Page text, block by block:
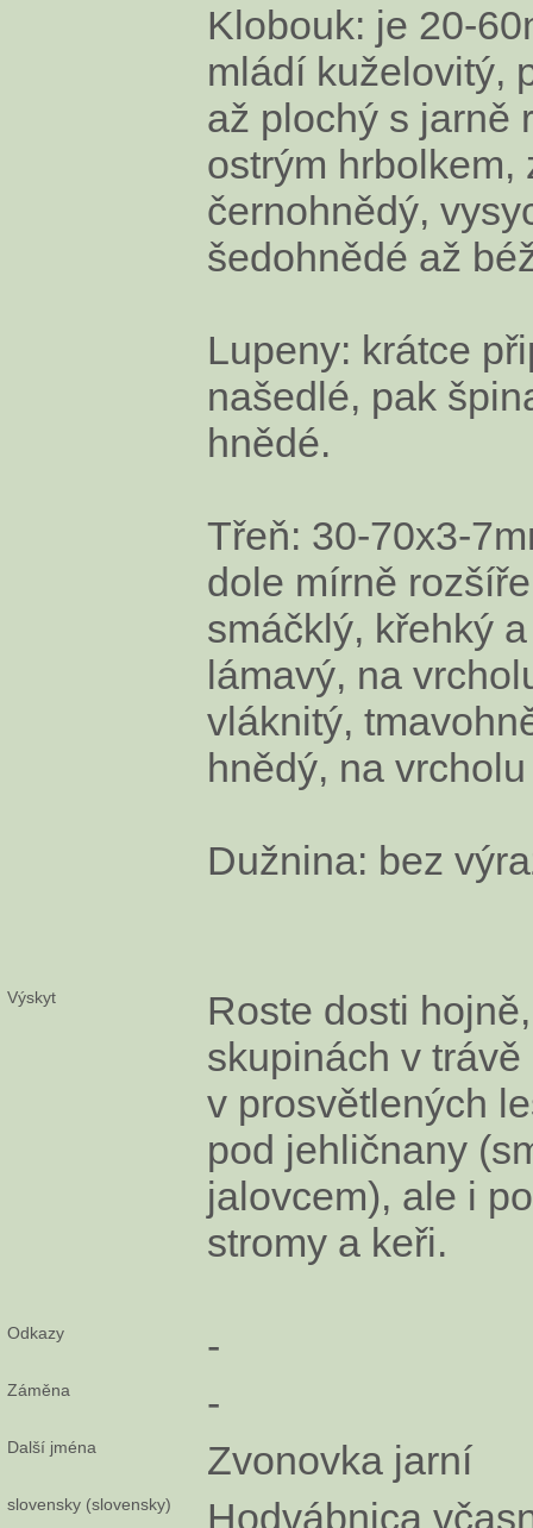
Klobouk: je 20-
mládí kuželovitý,
až plochý s jarně
ostrým hrbolkem,
černohnědý,
šedohnědé až
Lupeny: krátce
našedlé, pak
hnědé.
Třeň: 30-70x3-
dole mírně
smáčklý, křehký
lámavý, na
vláknitý,
hnědý, na
Dužnina: bez
Výskyt
Roste dosti
skupinách v
v prosvětlených
pod jehličnany
jalovcem), ale i
stromy a keři.
Odkazy -
Záměna -
Další jména Zvonovka jarní
slovensky (slovensky) Hodvábnica